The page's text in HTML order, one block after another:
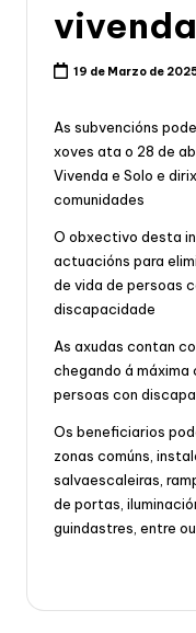
19 de Marzo de
As subvencións
xoves ata o 28 de
Vivenda e Solo e
comunidades
O obxectivo desta
actuacións para
de vida de persoas
discapacidade
As axudas contan
chegando á máxima
persoas con
Os beneficiarios
zonas comúns,
salvaescaleiras,
de portas,
guindastres, entre